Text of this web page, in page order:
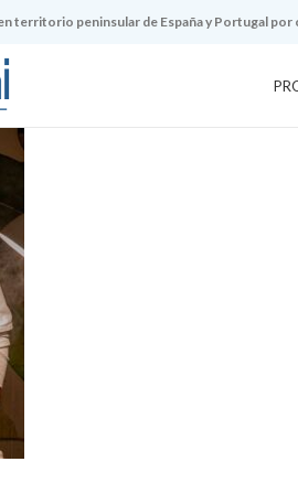
territorio peninsular de España y Portugal por